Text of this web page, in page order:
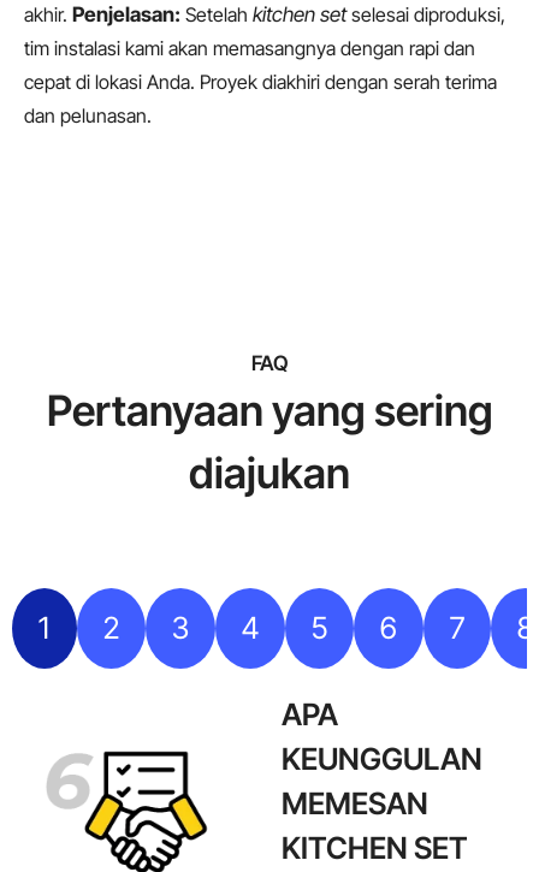
akhir. Penjelasan: Setelah kitchen setselesai diproduksi,
tim instalasi kami akan memasangnya dengan rapi dan
cepat di lokasi Anda. Proyek diakhiri dengan serah terima
dan pelunasan.
FAQ
Pertanyaan yang sering
diajukan
1 2 3 4 5 6 7 8
APA
KEUNGGULAN
MEMESAN
KITCHEN SET